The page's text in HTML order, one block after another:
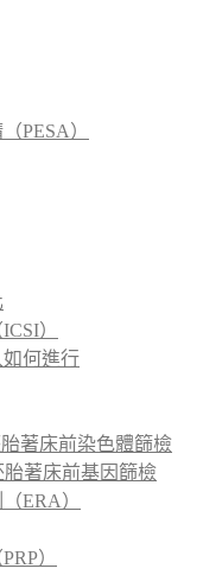
PESA）
）
何進行
著床前染色體篩檢
著床前基因篩檢
ERA）
）